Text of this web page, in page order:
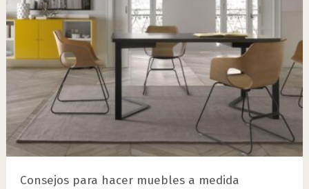
Consejos para hacer muebles a medida